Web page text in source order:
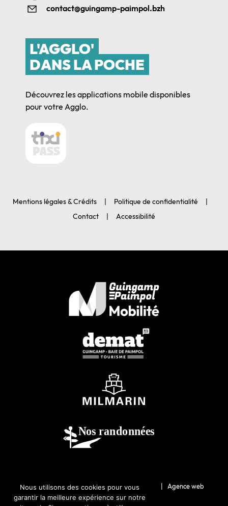
contact@guingamp-paimpol.bzh
L'AGGLO'
DANS LA POCHE
Découvrez les applications mobile disponibles
pour votre Agglo.
Mentions légales & Crédits
Politique de confidentialité
Contact
Accessibilité
© 2026-Guingamp-Paimpol Agglomération | Agence web
Lannion : Coqueliko
Nous utilisons des cookies pour vous
garantir la meilleure expérience sur notre